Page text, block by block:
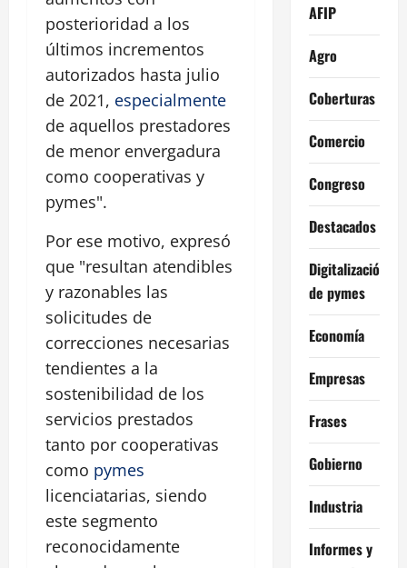
posterioridad a los
últimos incrementos
autorizados hasta julio
de 2021, especialmente
de aquellos prestadores
de menor envergadura
como cooperativas y
pymes".
Por ese motivo, expresó
que "resultan atendibles
y razonables las
solicitudes de
correcciones necesarias
tendientes a la
sostenibilidad de los
servicios prestados
tanto por cooperativas
como pymes
licenciatarias, siendo
este segmento
reconocidamente
AFIP
Agro
Coberturas
Comercio
Congreso
Destacados
Digitalización
de pymes
Economía
Empresas
Frases
Gobierno
Industria
Informes y